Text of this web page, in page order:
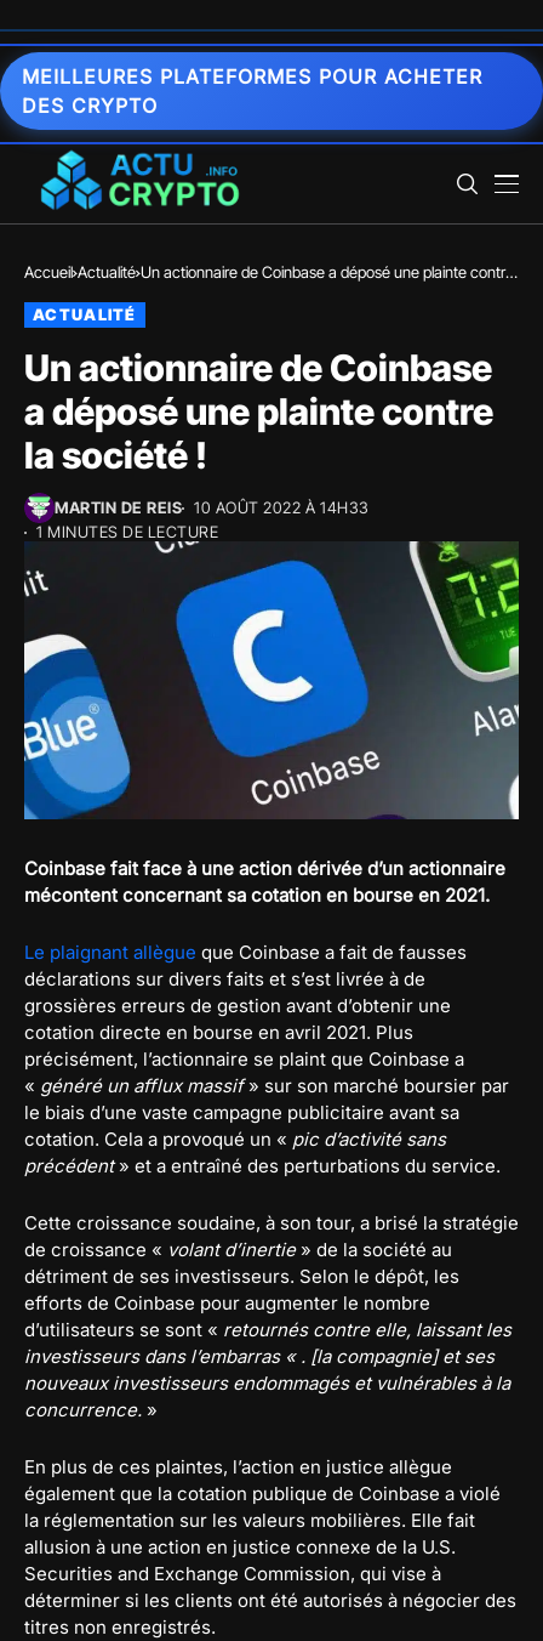
MEILLEURES PLATEFORMES POUR ACHETER
DES CRYPTO
Accueil Actualité Un actionnaire de Coinbase a déposé une plainte contre
ACTUALITÉ
Un actionnaire de Coinbase
a déposé une plainte contre
la société !
MARTIN DE REIS
10 AOÛT 2022 À 14H33
1 MINUTES DE LECTURE
Coinbase fait face à une action dérivée d’un actionnaire
mécontent concernant sa cotation en bourse en 2021.
Le plaignant allègue que Coinbase a fait de fausses
déclarations sur divers faits et s’est livrée à de
grossières erreurs de gestion avant d’obtenir une
cotation directe en bourse en avril 2021. Plus
précisément, l’actionnaire se plaint que Coinbase a
« généré un afflux massif» sur son marché boursier par
le biais d’une vaste campagne publicitaire avant sa
cotation. Cela a provoqué un « pic d’activité sans
précédent» et a entraîné des perturbations du service.
Cette croissance soudaine, à son tour, a brisé la stratégie
de croissance « volant d’inertie» de la société au
détriment de ses investisseurs. Selon le dépôt, les
efforts de Coinbase pour augmenter le nombre
d’utilisateurs se sont « retournés contre elle, laissant les
investisseurs dans l’embarras « . [la compagnie] et ses
nouveaux investisseurs endommagés et vulnérables à la
concurrence. »
En plus de ces plaintes, l’action en justice allègue
également que la cotation publique de Coinbase a violé
la réglementation sur les valeurs mobilières. Elle fait
allusion à une action en justice connexe de la U.S.
Securities and Exchange Commission, qui vise à
déterminer si les clients ont été autorisés à négocier des
titres non enregistrés.